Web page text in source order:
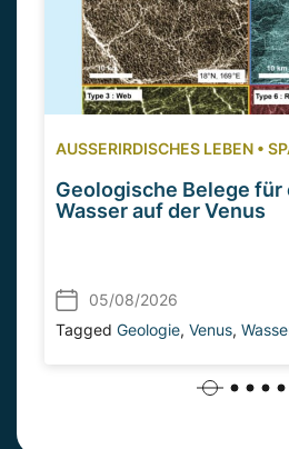
AUSSERIRDISCHES LEBEN •
Geologische Belege
Wasser auf der Venus
05/08/2026
Tagged Geologie, Venus,